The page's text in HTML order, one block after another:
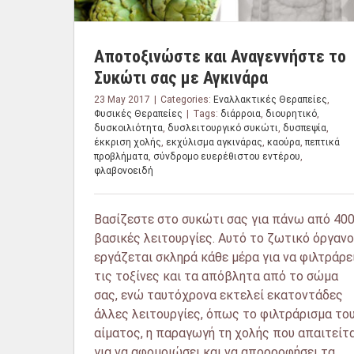
Αποτοξινώστε και Αναγεννήστε το
Συκώτι σας με Αγκινάρα
23 May 2017 Categories: Εναλλακτικές Θεραπείες,
Φυσικές Θεραπείες
Tags: διάρροια, διουρητικό,
δυσκοιλιότητα, δυσλειτουργικό συκώτι, δυσπεψία,
έκκριση χολής, εκχύλισμα αγκινάρας, καούρα,πεπτικά
προβλήματα, σύνδρομο ευερέθιστου εντέρου,
φλαβονοειδή
Βασίζεστε στο συκώτι σας για πάνω από 400
βασικές λειτουργίες. Αυτό το ζωτικό όργανο
εργάζεται σκληρά κάθε μέρα για να
τις τοξίνες και τα απόβλητα από το σώμα
σας, ενώ ταυτόχρονα εκτελεί εκατοντάδες
άλλες λειτουργίες, όπως το φιλτράρισμα του
αίματος, η παραγωγή τη χολής που